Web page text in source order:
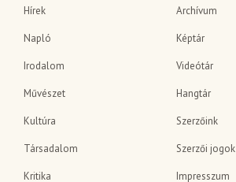
Hírek
Napló
Irodalom
Művészet
Kultúra
Társadalom
Kritika
Archívum
Képtár
Videótár
Hangtár
Szerzőink
Szerzői jogok
Impresszum